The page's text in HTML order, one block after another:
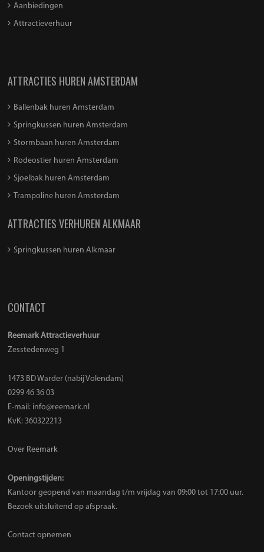
Aanbiedingen
Attractieverhuur
ATTRACTIES HUREN AMSTERDAM
Ballenbak huren Amsterdam
Springkussen huren Amsterdam
Stormbaan huren Amsterdam
Rodeostier huren Amsterdam
Sjoelbak huren Amsterdam
Trampoline huren Amsterdam
ATTRACTIES VERHUREN ALKMAAR
Springkussen huren Alkmaar
CONTACT
Reemark Attractieverhuur
Zesstedenweg 1
1473 BD Warder (nabij Volendam)
0299 46 36 03
E-mail: info@reemark.nl
KvK: 360322213
Over Reemark
Openingstijden:
Kantoor geopend van maandag t/m vrijdag van 09:00 tot 17:00 uur.
Bezoek uitsluitend op afspraak.
Contact opnemen